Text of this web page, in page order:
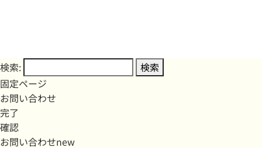
検索:
固定ページ
お問い合わせ
完了
確認
お問い合わせnew